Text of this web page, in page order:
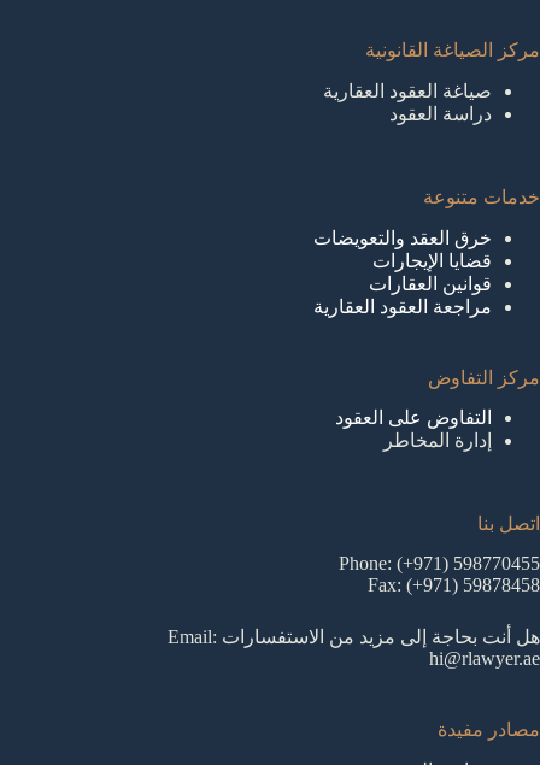
مركز الصياغة القانونية
صياغة العقود العقارية
دراسة العقود
خدمات متنوعة
خرق العقد والتعويضات
قضايا الإيجارات
قوانين العقارات
مراجعة العقود العقارية
مركز التفاوض
التفاوض على العقود
إدارة المخاطر
اتصل بنا
Phone: (+971) 598770455
Fax: (+971) 59878458
هل أنت بحاجة إلى مزيد من الاستفسارات Email:
hi@rlawyer.ae
مصادر مفيدة